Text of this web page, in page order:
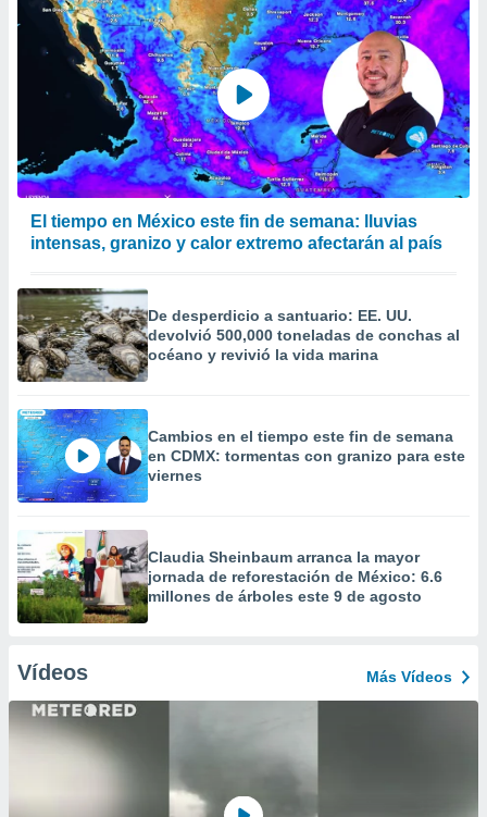
El tiempo en México este fin de semana: lluvias
intensas, granizo y calor extremo afectarán al país
De desperdicio a santuario: EE. UU.
devolvió 500,000 toneladas de conchas al
océano y revivió la vida marina
Cambios en el tiempo este fin de semana
en CDMX: tormentas con granizo para este
viernes
Claudia Sheinbaum arranca la mayor
jornada de reforestación de México: 6.6
millones de árboles este 9 de agosto
Vídeos Más Vídeos